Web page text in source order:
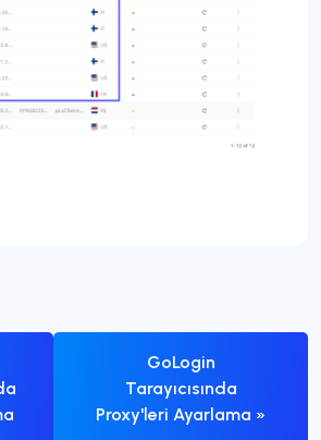
GoLogin
Tarayıcısında
Proxy'leri Ayarlama »